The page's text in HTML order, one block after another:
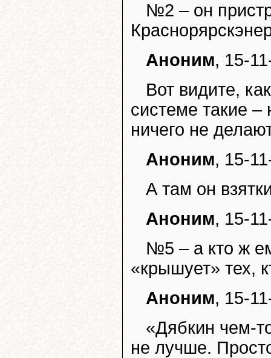
№2 – он
Аноним, 15-
Вот видите,
системе такие –
ничего не
Аноним, 15-
А там он
Аноним, 15-
№5 – а кто ж
«крышует» тех,
Аноним, 15-
«Дябкин чем-
не лучше.